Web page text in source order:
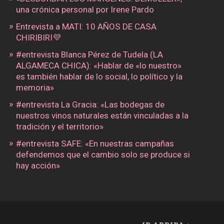
una crónica personal por Irene Pardo
Entrevista a MATI: 10 AÑOS DE CASA
CHIRIBIRI💜
#entrevista Blanca Pérez de Tudela (LA
ALGAMECA CHICA): «Hablar de «lo nuestro»
es también hablar de lo social, lo político y la
memoria»
#entrevista La Gracia: «Las bodegas de
nuestros vinos naturales están vinculadas a la
tradición y el territorio»
#entrevista SAFE: «En nuestras campañas
defendemos que el cambio solo se produce si
hay acción»